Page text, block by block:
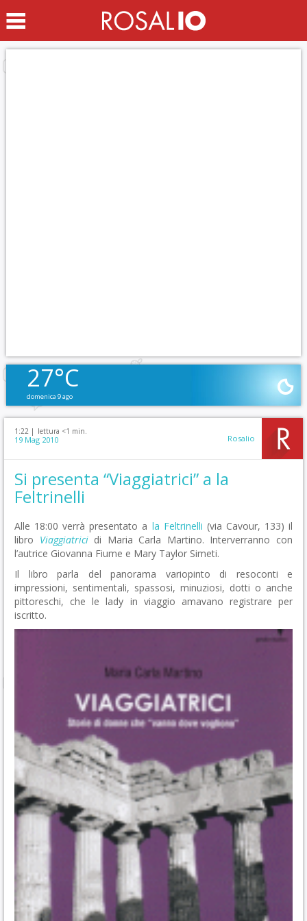
27°C
domenica 9 ago
1:22 | lettura <1 min.
19 Mag 2010 Rosalio
Si presenta “Viaggiatrici” a la
Feltrinelli
Alle 18:00 verrà presentato a la Feltrinelli (via Cavour, 133) il
libro Viaggiatricidi Maria Carla Martino. Interverranno con
l’autrice Giovanna Fiume e Mary Taylor Simeti.
Il libro parla del panorama variopinto di resoconti e
impressioni, sentimentali, spassosi, minuziosi, dotti o anche
pittoreschi, che le lady in viaggio amavano registrare per
iscritto.